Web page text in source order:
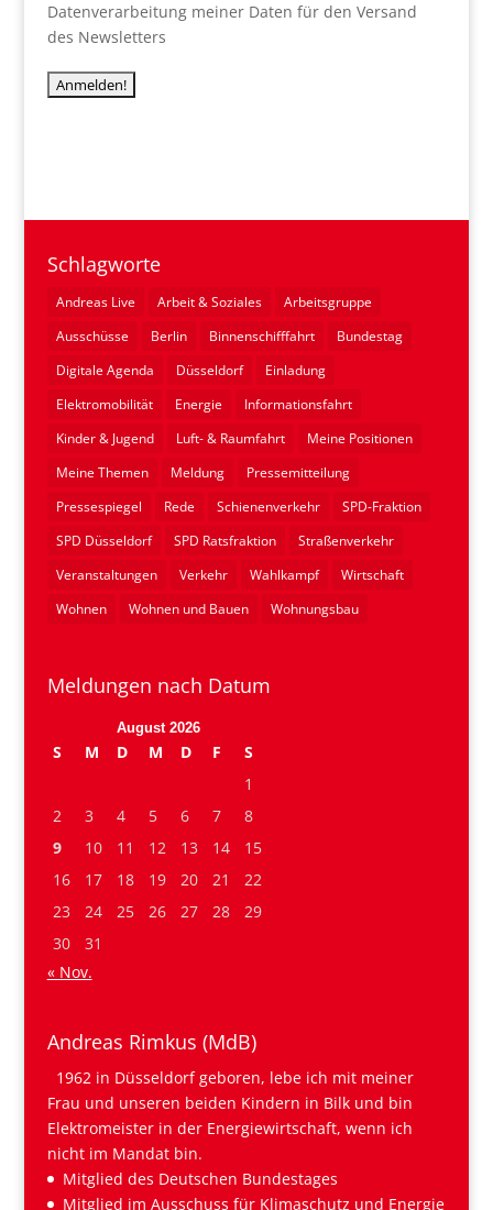
Datenverarbeitung meiner Daten für den Versand
des Newsletters
Schlagworte
Andreas Live Arbeit & Soziales
Arbeitsgruppe
Ausschüsse
Berlin Binnenschifffahrt
Bundestag
Digitale Agenda
Düsseldorf
Einladung
Elektromobilität
Energie
Informationsfahrt
Kinder & Jugend
Luft- & Raumfahrt
Meine Positionen
Meine Themen
Meldung
Pressemitteilung
Pressespiegel
Rede Schienenverkehr
SPD-Fraktion
SPD Düsseldorf
SPD Ratsfraktion
Straßenverkehr
Veranstaltungen
Verkehr Wahlkampf
Wirtschaft
Wohnen
Wohnen und Bauen Wohnungsbau
Meldungen nach Datum
August 2026
S M D M D F
S
1
2
3 4 5 6 7
8
9
10 11 12 13 14
15
16
17 18 19 20 21
22
23
24 25 26 27 28
29
30
31
« Nov.
Andreas Rimkus (MdB)
1962 in Düsseldorf geboren, lebe ich mit meiner
Frau und unseren beiden Kindern in Bilk und bin
Elektromeister in der Energiewirtschaft, wenn ich
nicht im Mandat bin.
Mitglied des Deutschen Bundestages
Mitglied im Ausschuss für Klimaschutz und Energie